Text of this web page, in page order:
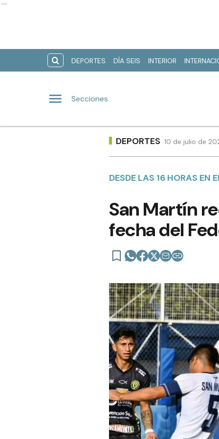
Ads
DEPORTES DÍA SEIS INTERIOR
Secciones
DEPORTES 10 de julio de
DESDE LAS 16 HORAS EN
San Martín
fecha del